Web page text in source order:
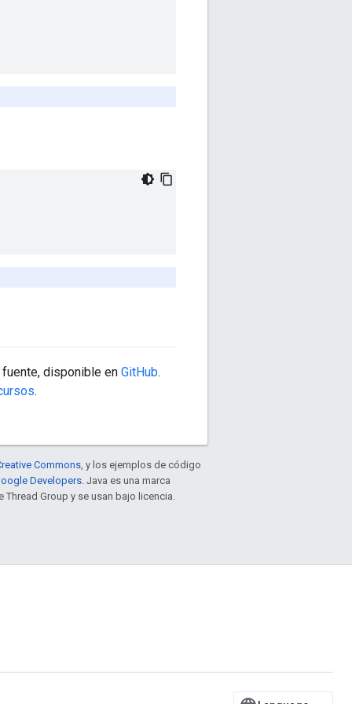
disponible en GitHub.
.
Commons, y los ejemplos de código
Developers. Java es una marca
Thread Group y se usan bajo licencia.